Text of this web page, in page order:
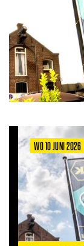
WO 10 JUNI 2026